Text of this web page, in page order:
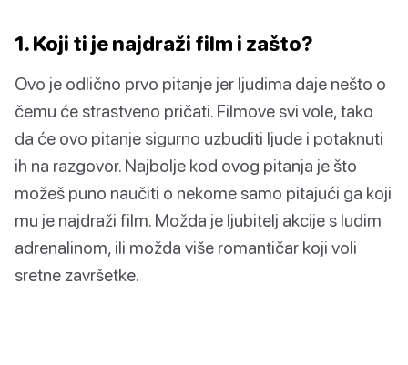
1. Koji ti je najdraži film i zašto?
Ovo je odlično prvo pitanje jer ljudima daje nešto o
čemu će strastveno pričati. Filmove svi vole, tako
da će ovo pitanje sigurno uzbuditi ljude i potaknuti
ih na razgovor. Najbolje kod ovog pitanja je što
možeš puno naučiti o nekome samo pitajući ga koji
mu je najdraži film. Možda je ljubitelj akcije s ludim
adrenalinom, ili možda više romantičar koji voli
sretne završetke.